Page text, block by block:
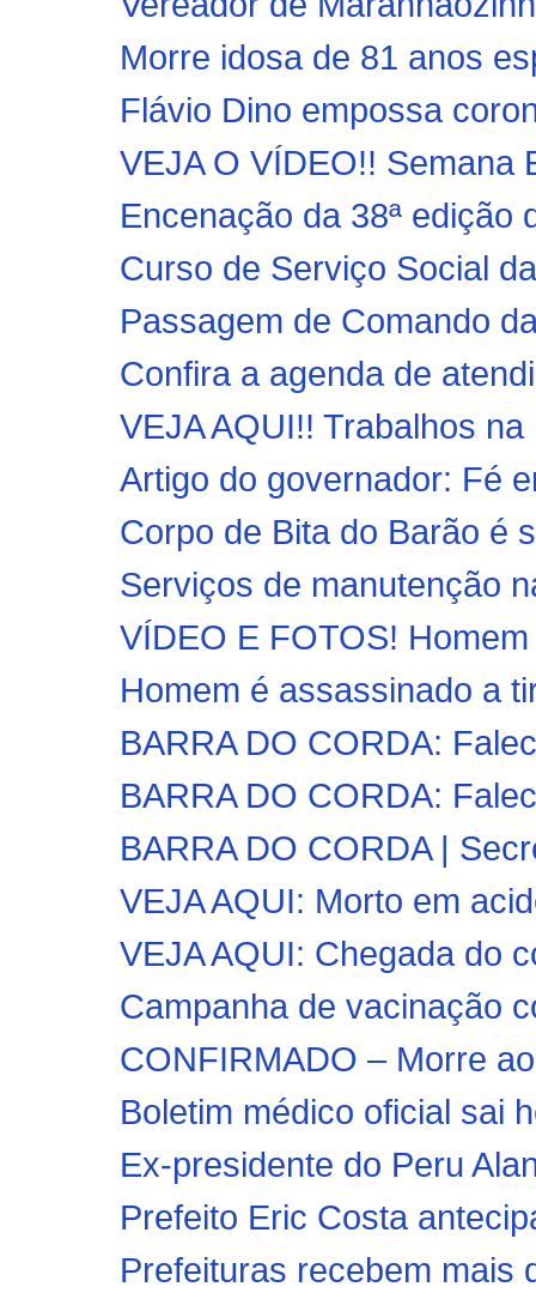
Morre idosa de 81 anos
Flávio Dino empossa
VEJA O VÍDEO!! Semana
Encenação da 38ª edição
Curso de Serviço Social
Passagem de Comando
Confira a agenda de
VEJA AQUI!! Trabalhos
Artigo do governador: Fé
Corpo de Bita do Barão é
Serviços de manutenção
VÍDEO E FOTOS!
Homem é assassinado a
BARRA DO CORDA:
BARRA DO CORDA:
BARRA DO CORDA |
VEJA AQUI: Morto em
VEJA AQUI: Chegada do
Campanha de vacinação
CONFIRMADO – Morre
Boletim médico oficial sai
Ex-presidente do Peru
Prefeito Eric Costa
Prefeituras recebem mais